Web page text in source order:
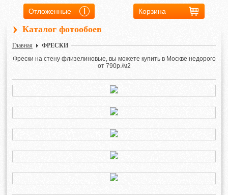
Отложенные Корзина
› Каталог фотообоев
Главная
ФРЕСКИ
Фрески на стену флизелиновые, вы можете купить в Москве недорого
от 790р./м2